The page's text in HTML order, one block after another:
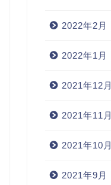
2022年2月
2022年1月
2021年12月
2021年11月
2021年10月
2021年9月